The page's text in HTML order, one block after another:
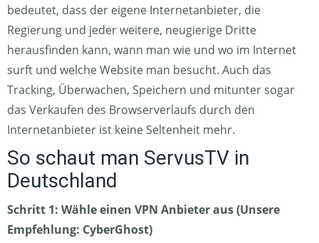
bedeutet, dass der eigene Internetanbieter, die
Regierung und jeder weitere, neugierige Dritte
herausfinden kann, wann man wie und wo im Internet
surft und welche Website man besucht. Auch das
Tracking, Überwachen, Speichern und mitunter sogar
das Verkaufen des Browserverlaufs durch den
Internetanbieter ist keine Seltenheit mehr.
So schaut man ServusTV in
Deutschland
Schritt 1: Wähle einen VPN Anbieter aus (Unsere
Empfehlung: CyberGhost)